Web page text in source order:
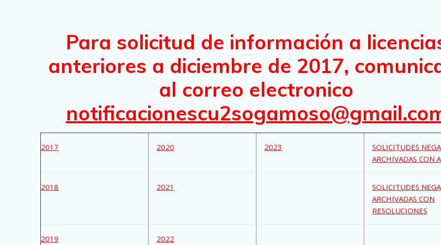
Para solicitud de información a
anteriores a diciembre de 2017,
al correo electronico
2017 2020 2023
SOLICITUDES
ARCHIVADAS CON
2018 2021
SOLICITUDES
ARCHIVADAS CON
RESOLUCIONES
2019 2022